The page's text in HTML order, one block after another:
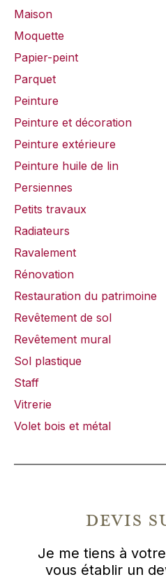
Maison
Moquette
Papier-peint
Parquet
Peinture
Peinture et décoration
Peinture extérieure
Peinture huile de lin
Persiennes
Petits travaux
Radiateurs
Ravalement
Rénovation
Restauration du patrimoine
Revêtement de sol
Revêtement mural
Sol plastique
Staff
Vitrerie
Volet bois et métal
devis
Je me tiens à
vous établir un